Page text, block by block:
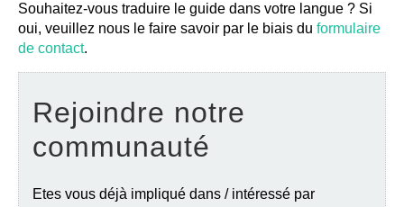
Souhaitez-vous traduire le guide dans votre langue ? Si
oui, veuillez nous le faire savoir par le biais du formulaire
de contact.
Rejoindre notre
communauté
Etes vous déjà impliqué dans / intéressé par